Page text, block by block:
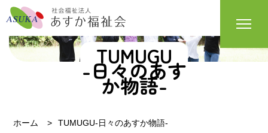
TUMUGU
-日々のあす
か物語-
ホーム TUMUGU-日々のあすか物語-